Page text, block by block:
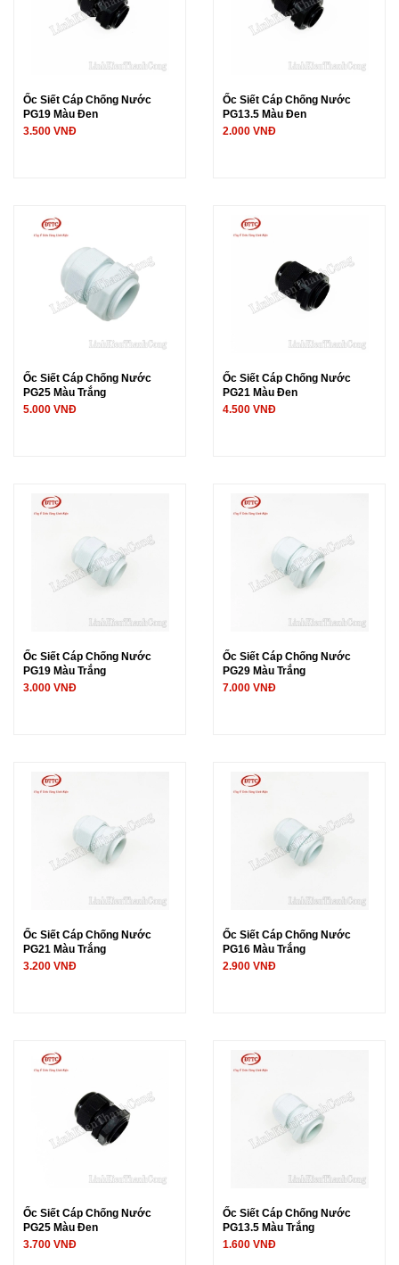
Ốc Siết Cáp Chống Nước
PG19 Màu Đen
3.500 VNĐ
Ốc Siết Cáp Chống Nước
PG13.5 Màu Đen
2.000 VNĐ
Ốc Siết Cáp Chống Nước
PG25 Màu Trắng
5.000 VNĐ
Ốc Siết Cáp Chống Nước
PG21 Màu Đen
4.500 VNĐ
Ốc Siết Cáp Chống Nước
PG19 Màu Trắng
3.000 VNĐ
Ốc Siết Cáp Chống Nước
PG29 Màu Trắng
7.000 VNĐ
Ốc Siết Cáp Chống Nước
PG21 Màu Trắng
3.200 VNĐ
Ốc Siết Cáp Chống Nước
PG16 Màu Trắng
2.900 VNĐ
Ốc Siết Cáp Chống Nước
PG25 Màu Đen
3.700 VNĐ
Ốc Siết Cáp Chống Nước
PG13.5 Màu Trắng
1.600 VNĐ